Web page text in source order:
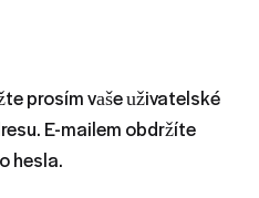
prosím vaše uživatelské
E-mailem obdržíte
hesla.